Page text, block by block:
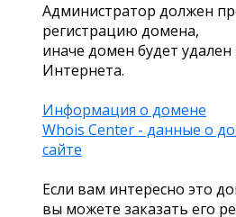
Администратор должен
регистрацию домена,
иначе домен будет удален
Интернета.
Информация о домене
Whois Center - данные о
сайте
Если вам интересно это
вы можете заказать его